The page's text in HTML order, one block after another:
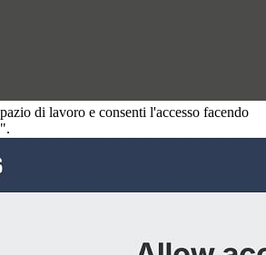
di lavoro e consenti l'accesso facendo